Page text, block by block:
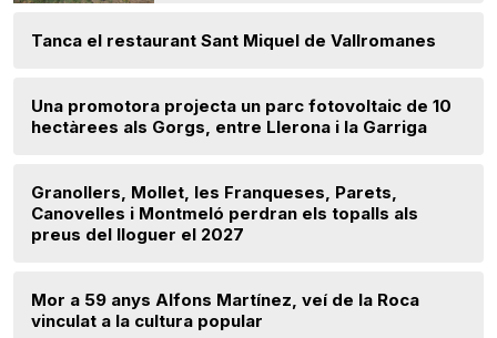
Tanca el restaurant Sant Miquel de Vallromanes
Una promotora projecta un parc fotovoltaic de 10
hectàrees als Gorgs, entre Llerona i la Garriga
Granollers, Mollet, les Franqueses, Parets,
Canovelles i Montmeló perdran els topalls als
preus del lloguer el 2027
Mor a 59 anys Alfons Martínez, veí de la Roca
vinculat a la cultura popular